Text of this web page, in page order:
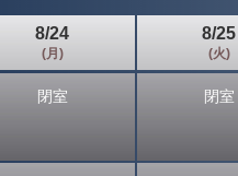
8/24
(月)
8/25
(火)
閉室 閉室